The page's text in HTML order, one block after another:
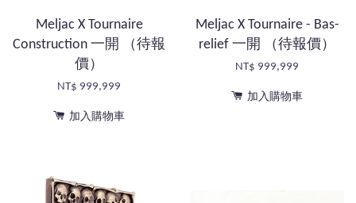
Meljac X Tournaire
Construction 一開 （待報
價）
NT$ 999,999
加入購物車
Meljac X Tournaire - Bas-
relief 一開 （待報價）
NT$ 999,999
加入購物車